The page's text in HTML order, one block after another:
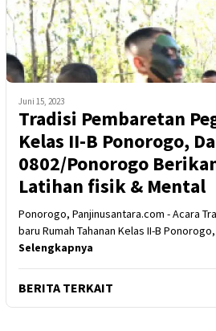
Juni 15, 2023
Tradisi Pembaretan
Kelas II-B Ponorogo,
0802/Ponorogo
Latihan fisik & Mental
Ponorogo, Panjinusantara.com - Acara
baru Rumah Tahanan Kelas II-B
Selengkapnya
BERITA TERKAIT